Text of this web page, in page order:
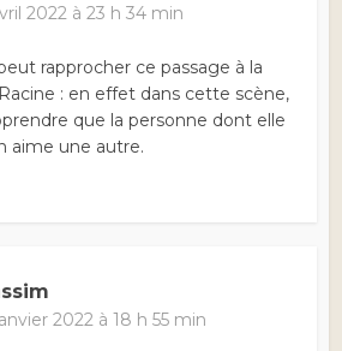
2022 à 23 h 34 min
rapprocher ce passage à la
: en effet dans cette scène,
que la personne dont elle
aime une autre.
2022 à 18 h 55 min